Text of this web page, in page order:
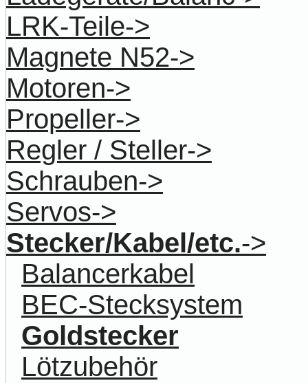
LRK-Teile->
Magnete N52->
Motoren->
Propeller->
Regler / Steller->
Schrauben->
Servos->
Stecker/Kabel/etc.->
Balancerkabel
BEC-Stecksystem
Goldstecker
Lötzubehör